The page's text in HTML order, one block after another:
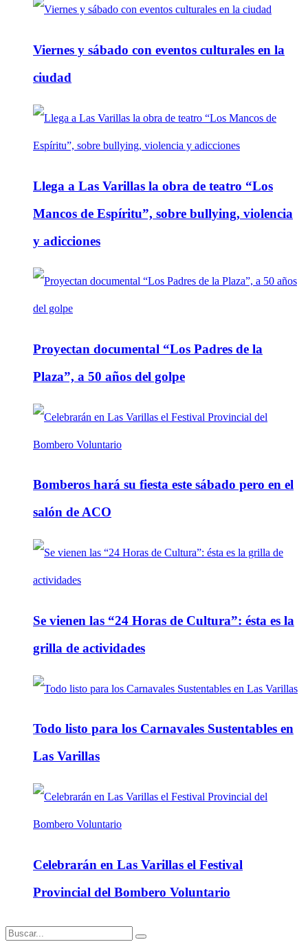
Viernes y sábado con eventos culturales en la
ciudad
Llega a Las Varillas la obra de teatro “Los
Mancos de Espíritu”, sobre bullying, violencia
y adicciones
Proyectan documental “Los Padres de la
Plaza”, a 50 años del golpe
Bomberos hará su fiesta este sábado pero en el
salón de ACO
Se vienen las “24 Horas de Cultura”: ésta es la
grilla de actividades
Todo listo para los Carnavales Sustentables en
Las Varillas
Celebrarán en Las Varillas el Festival
Provincial del Bombero Voluntario